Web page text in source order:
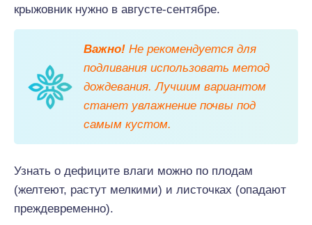
крыжовник нужно в августе-сентябре.
Важно! Не рекомендуется для
подливания использовать метод
дождевания. Лучшим вариантом
станет увлажнение почвы под
самым кустом.
Узнать о дефиците влаги можно по плодам
(желтеют, растут мелкими) и листочках (опадают
преждевременно).